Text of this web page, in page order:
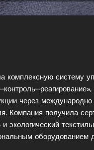
систему
через
Компания получила
оборудованием